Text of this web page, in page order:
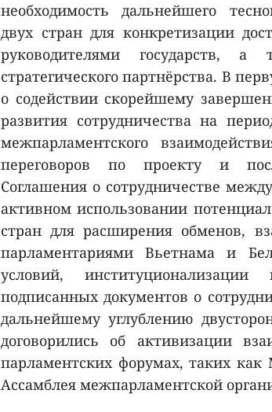
необходимость дальнейшего
двух стран для конкретизации
руководителями государств,
стратегического партнёрства. В
о содействии скорейшему
развития сотрудничества на
межпарламентского
переговоров по проекту и
Соглашения о сотрудничестве
активном использовании
стран для расширения обменов,
парламентариями Вьетнама и
условий,
подписанных документов о
дальнейшему углублению
договорились об активизации
парламентских форумах, таких
Ассамблея межпарламентской